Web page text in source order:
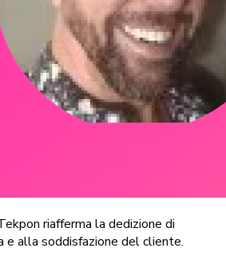
riafferma la dedizione di
alla soddisfazione del cliente.